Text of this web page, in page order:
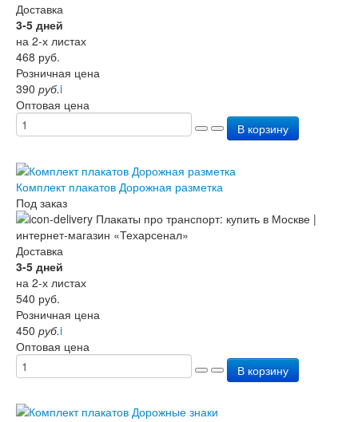
Доставка
3-5 дней
на 2-х листах
468 руб.
Розничная цена
390 руб.i
Оптовая цена
В корзину
Комплект плакатов Дорожная разметка
Под заказ
Доставка
3-5 дней
на 2-х листах
540 руб.
Розничная цена
450 руб.i
Оптовая цена
В корзину